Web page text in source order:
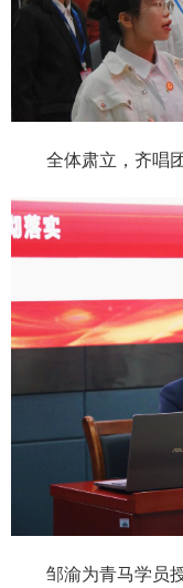
全体肃立，齐唱团
邹渝为青马学员